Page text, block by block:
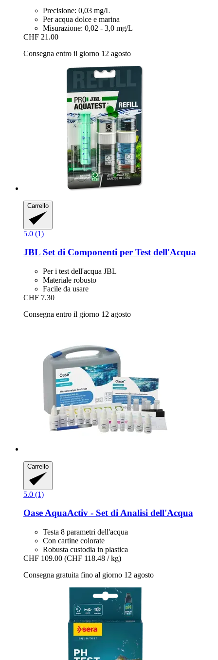
Precisione: 0,03 mg/L
Per acqua dolce e marina
Misurazione: 0,02 - 3,0 mg/L
CHF 21.00
Consegna entro il giorno 12 agosto
Carrello
5.0 (1)
JBL Set di Componenti per Test dell'Acqua
Per i test dell'acqua JBL
Materiale robusto
Facile da usare
CHF 7.30
Consegna entro il giorno 12 agosto
Carrello
5.0 (1)
OaseAquaActiv -​ Set di Analisi dell'Acqua
Testa 8 parametri dell'acqua
Con cartine colorate
Robusta custodia in plastica
CHF 109.00 (CHF 118.48 / kg)
Consegna gratuita fino al giorno 12 agosto